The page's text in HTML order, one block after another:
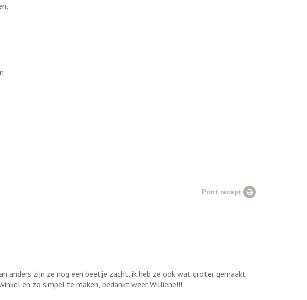
Print recept
anders zijn ze nog een beetje zacht, ik heb ze ook wat groter gemaakt
en zo simpel te maken, bedankt weer Williene!!!